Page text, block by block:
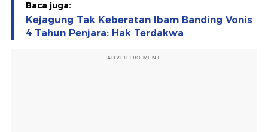
Baca juga:
Kejagung Tak Keberatan Ibam Banding Vonis
4 Tahun Penjara: Hak Terdakwa
ADVERTISEMENT